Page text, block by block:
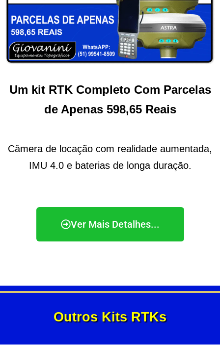
Um kit RTK Completo Com Parcelas
de Apenas 598,65 Reais
Câmera de locação com realidade aumentada,
IMU 4.0 e baterias de longa duração.
Ver Mais Detalhes...
Outros Kits RTKs